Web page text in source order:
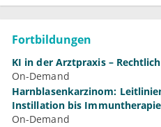
Fortbildungen
KI in der Arztpraxis –
On-Demand
Harnblasenkarzinom:
Instillation bis Immuntherapie
On-Demand